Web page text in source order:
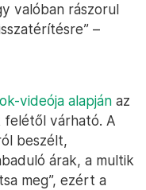
valóban rászorul
–
videója alapján az
felétől várható. A
beszélt,
árak, a multik
meg”, ezért a